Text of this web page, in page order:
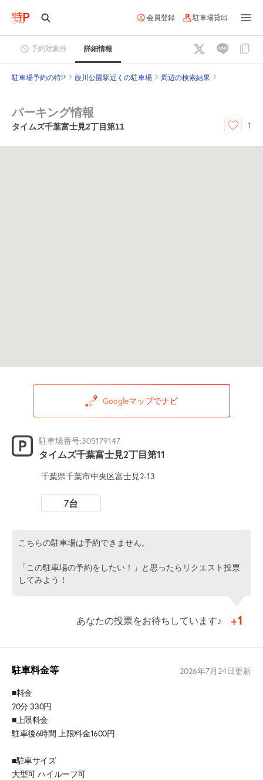
会員登録 駐車場貸出
予約対象外 詳細情報
駐車場予約の特P 葭川公園駅近くの駐車場 周辺の検索結果
パーキング情報
タイムズ千葉富士見2丁目第11 1
Googleマップでナビ
駐車場番号:305179147
タイムズ千葉富士見2丁目第11
千葉県千葉市中央区富士見2-13
7台
こちらの駐車場は予約できません。
「この駐車場の予約をしたい！」と思ったらリクエスト投票
してみよう！
あなたの投票をお待ちしています♪
駐車料金等 2026年7月24日更新
■料金
20分 330円
■上限料金
駐車後6時間 上限料金1600円
■駐車サイズ
大型可 ハイルーフ可